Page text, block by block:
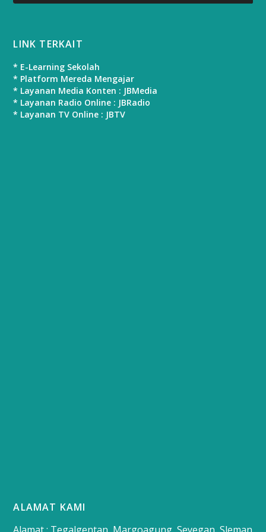
LINK TERKAIT
* E-Learning Sekolah
* Platform Mereda Mengajar
* Layanan Media Konten : JBMedia
* Layanan Radio Online : JBRadio
* Layanan TV Online : JBTV
ALAMAT KAMI